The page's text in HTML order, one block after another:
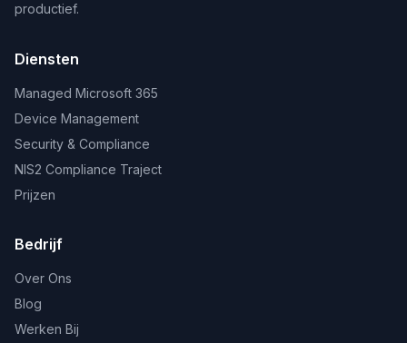
productief.
Diensten
Managed Microsoft 365
Device Management
Security & Compliance
NIS2 Compliance Traject
Prijzen
Bedrijf
Over Ons
Blog
Werken Bij